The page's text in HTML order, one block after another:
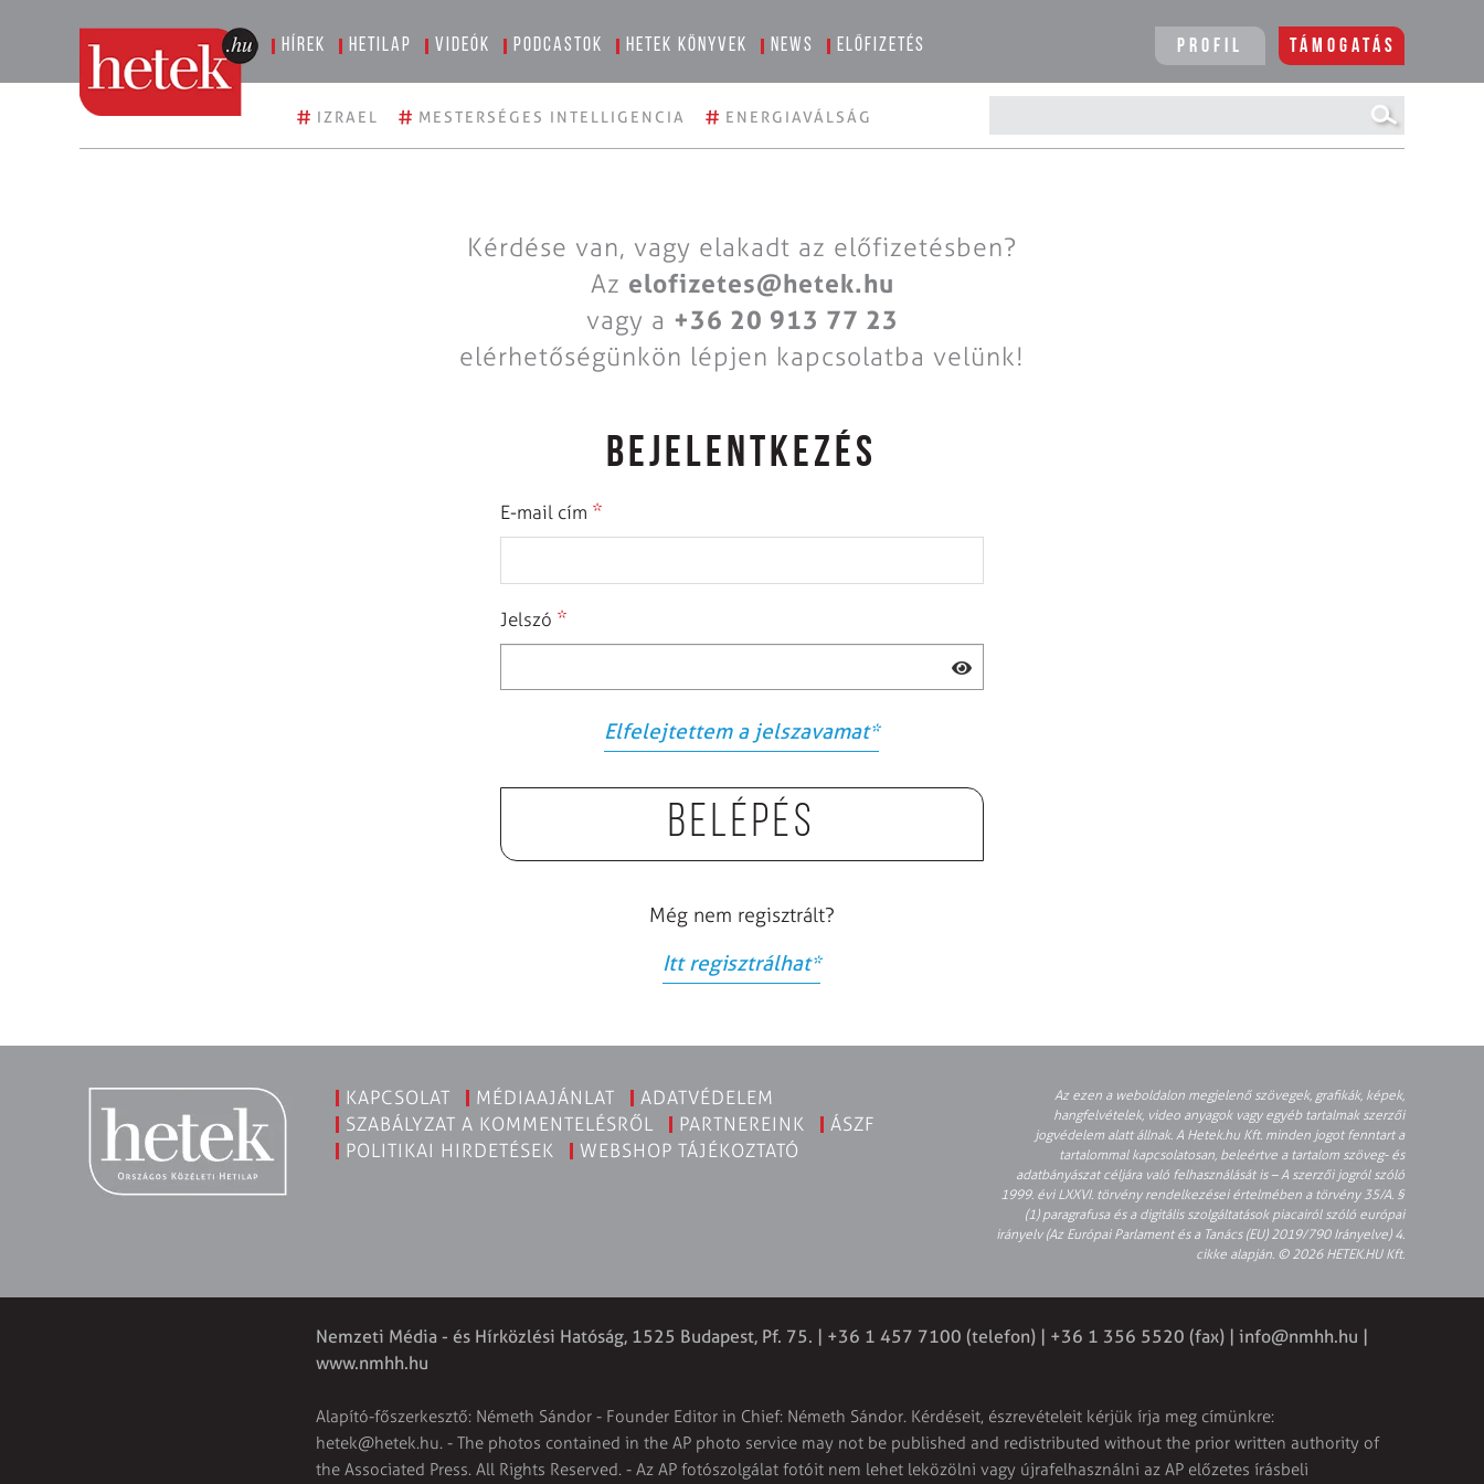
Hírek Hetilap Videók Podcastok Hetek könyvek News Előfizetés Profil Támogatás
# IZRAEL # MESTERSÉGES INTELLIGENCIA # ENERGIAVÁLSÁG
Kérdése van, vagy elakadt az előfizetésben?
Az elofizetes@hetek.hu
vagy a +36 20 913 77 23
elérhetőségünkön lépjen kapcsolatba velünk!
BEJELENTKEZÉS
E-mail cím *
Jelszó *
Elfelejtettem a jelszavamat*
Belépés
Még nem regisztrált?
Itt regisztrálhat*
KAPCSOLAT MÉDIAAJÁNLAT
ADATVÉDELEM
SZABÁLYZAT A KOMMENTELÉSRŐL
PARTNEREINK
ÁSZF
POLITIKAI HIRDETÉSEK
WEBSHOP TÁJÉKOZTATÓ
Az ezen a weboldalon megjelenő szövegek, grafikák, képek,
hangfelvételek, video anyagok vagy egyéb tartalmak szerzői
jogvédelem alatt állnak. A Hetek.hu Kft. minden jogot fenntart a
tartalommal kapcsolatosan, beleértve a tartalom szöveg- és
adatbányászat céljára való felhasználását is – A szerzői jogról szóló
1999. évi LXXVI. törvény rendelkezései értelmében a törvény 35/A. §
(1) paragrafusa és a digitális szolgáltatások piacairól szóló európai
irányelv (Az Európai Parlament és a Tanács (EU) 2019/790 Irányelve) 4.
cikke alapján. © 2026 HETEK.HU Kft.
Nemzeti Média - és Hírközlési Hatóság, 1525 Budapest, Pf. 75. | +36 1 457 7100 (telefon) | +36 1 356 5520 (fax) | info@nmhh.hu |
www.nmhh.hu
Alapító-főszerkesztő: Németh Sándor - Founder Editor in Chief: Németh Sándor. Kérdéseit, észrevételeit kérjük írja meg címünkre:
hetek@hetek.hu. - The photos contained in the AP photo service may not be published and redistributed without the prior written authority of
the Associated Press. All Rights Reserved. - Az AP fotószolgálat fotóit nem lehet leközölni vagy újrafelhasználni az AP előzetes írásbeli